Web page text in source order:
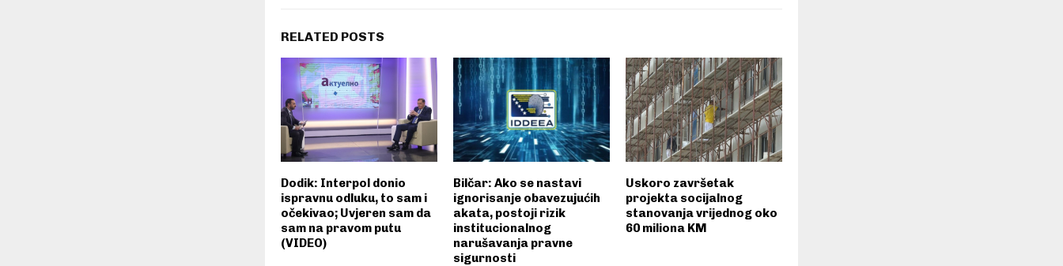
RELATED POSTS
Dodik: Interpol donio
ispravnu odluku, to sam i
očekivao; Uvjeren sam da
sam na pravom putu
(VIDEO)
Bilčar: Ako se nastavi
ignorisanje obavezujućih
akata, postoji rizik
institucionalnog
narušavanja pravne
sigurnosti
Uskoro završetak
projekta socijalnog
stanovanja vrijednog oko
60 miliona KM